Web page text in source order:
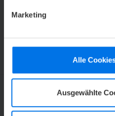
Marketing
Alle
Ausgewählte
28195 Bremen
ATLANTIC